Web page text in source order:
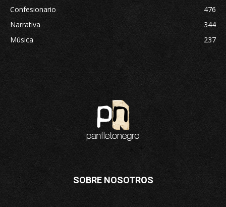
Confesionario
476
Narrativa
344
Música
237
SOBRE NOSOTROS